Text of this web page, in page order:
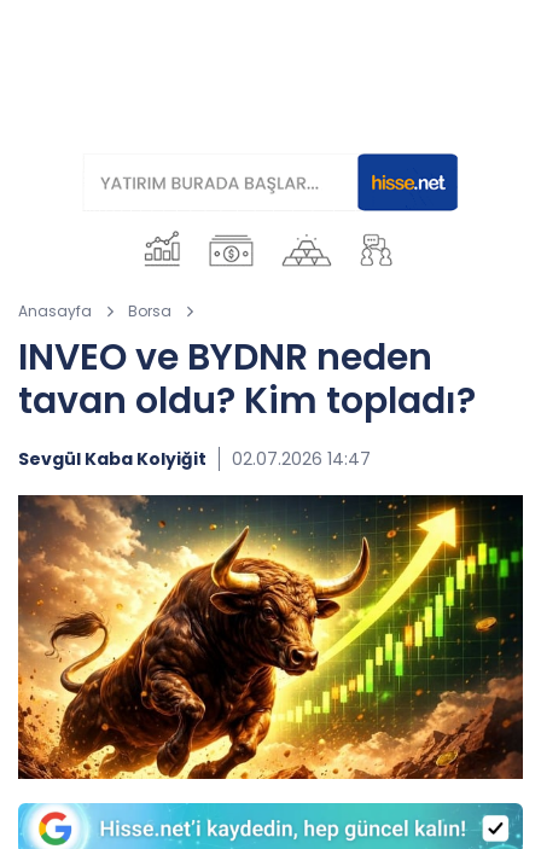
Anasayfa Borsa
INVEO ve BYDNR neden
tavan oldu? Kim topladı?
Sevgül Kaba Kolyiğit 02.07.2026 14:47